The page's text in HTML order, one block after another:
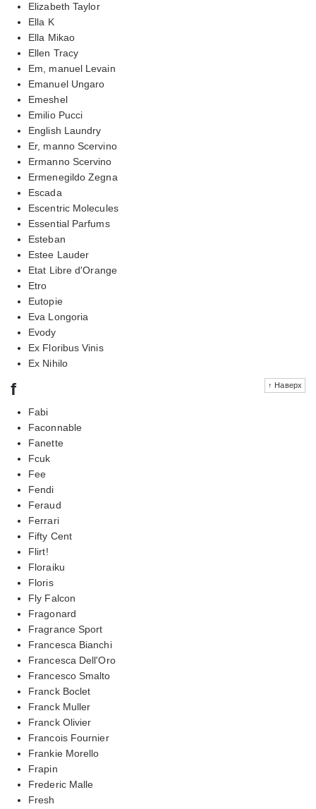
Elizabeth Taylor
Ella K
Ella Mikao
Ellen Tracy
Em, manuel Levain
Emanuel Ungaro
Emeshel
Emilio Pucci
English Laundry
Er, manno Scervino
Ermanno Scervino
Ermenegildo Zegna
Escada
Escentric Molecules
Essential Parfums
Esteban
Estee Lauder
Etat Libre d'Orange
Etro
Eutopie
Eva Longoria
Evody
Ex Floribus Vinis
Ex Nihilo
↑ Наверх
f
Fabi
Faconnable
Fanette
Fcuk
Fee
Fendi
Feraud
Ferrari
Fifty Cent
Flirt!
Floraiku
Floris
Fly Falcon
Fragonard
Fragrance Sport
Francesca Bianchi
Francesca Dell'Oro
Francesco Smalto
Franck Boclet
Franck Muller
Franck Olivier
Francois Fournier
Frankie Morello
Frapin
Frederic Malle
Fresh